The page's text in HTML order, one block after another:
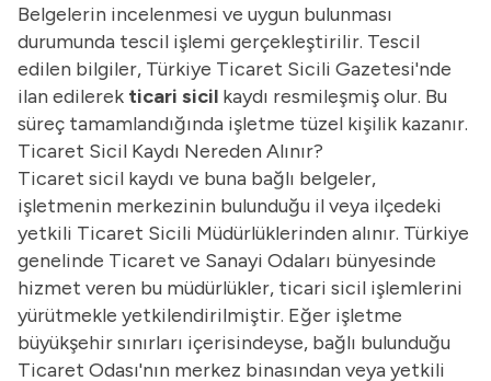
Belgelerin incelenmesi ve uygun bulunması
durumunda tescil işlemi gerçekleştirilir. Tescil
edilen bilgiler, Türkiye Ticaret Sicili Gazetesi'nde
ilan edilerek ticari sicil kaydı resmileşmiş olur. Bu
süreç tamamlandığında işletme tüzel kişilik kazanır.
Ticaret Sicil Kaydı Nereden Alınır?
Ticaret sicil kaydı ve buna bağlı belgeler,
işletmenin merkezinin bulunduğu il veya ilçedeki
yetkili Ticaret Sicili Müdürlüklerinden alınır. Türkiye
genelinde Ticaret ve Sanayi Odaları bünyesinde
hizmet veren bu müdürlükler, ticari sicil işlemlerini
yürütmekle yetkilendirilmiştir. Eğer işletme
büyükşehir sınırları içerisindeyse, bağlı bulunduğu
Ticaret Odası'nın merkez binasından veya yetkili